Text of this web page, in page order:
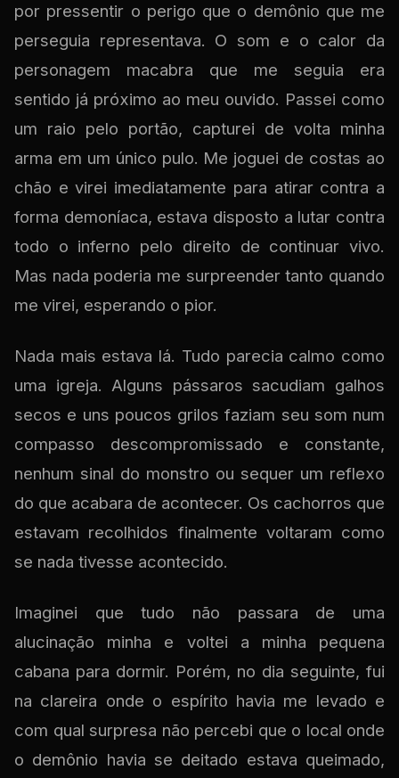
por pressentir o perigo que o demônio que me
perseguia representava. O som e o calor da
personagem macabra que me seguia era
sentido já próximo ao meu ouvido. Passei como
um raio pelo portão, capturei de volta minha
arma em um único pulo. Me joguei de costas ao
chão e virei imediatamente para atirar contra a
forma demoníaca, estava disposto a lutar contra
todo o inferno pelo direito de continuar vivo.
Mas nada poderia me surpreender tanto quando
me virei, esperando o pior.
Nada mais estava lá. Tudo parecia calmo como
uma igreja. Alguns pássaros sacudiam galhos
secos e uns poucos grilos faziam seu som num
compasso descompromissado e constante,
nenhum sinal do monstro ou sequer um reflexo
do que acabara de acontecer. Os cachorros que
estavam recolhidos finalmente voltaram como
se nada tivesse acontecido.
Imaginei que tudo não passara de uma
alucinação minha e voltei a minha pequena
cabana para dormir. Porém, no dia seguinte, fui
na clareira onde o espírito havia me levado e
com qual surpresa não percebi que o local onde
o demônio havia se deitado estava queimado,